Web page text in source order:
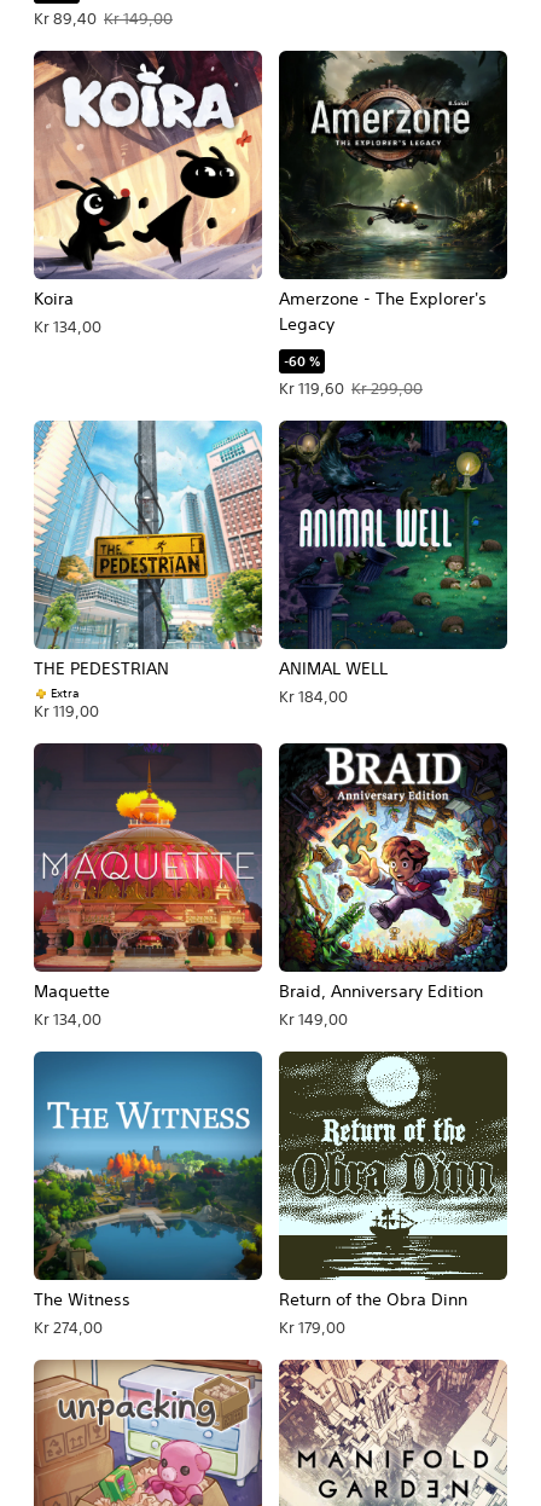
Kr 89,40
Tilbudspris Kr 89,40. Oprindelig pris Kr 149,00.
Kr 149,00
Koira
Kr 134,00
Amerzone - The Explorer's
Legacy
-60 %
Kr 119,60
Tilbudspris Kr 119,60. Oprindelig
Kr 299,00
THE PEDESTRIAN
Extra
Kr 119,00
ANIMAL WELL
Kr 184,00
Maquette
Kr 134,00
Braid, Anniversary Edition
Kr 149,00
The Witness
Kr 274,00
Return of the Obra Dinn
Kr 179,00